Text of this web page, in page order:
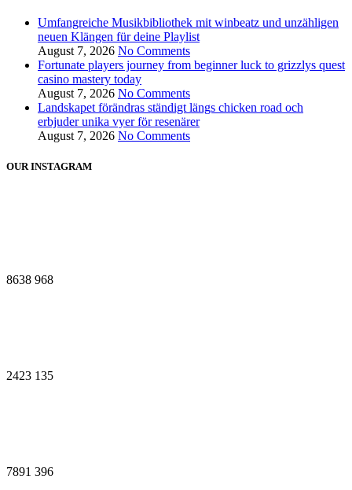
Umfangreiche Musikbibliothek mit winbeatz und unzähligen
neuen Klängen für deine Playlist
August 7, 2026 No Comments
Fortunate players journey from beginner luck to grizzlys quest
casino mastery today
August 7, 2026 No Comments
Landskapet förändras ständigt längs chicken road och
erbjuder unika vyer för resenärer
August 7, 2026 No Comments
OUR INSTAGRAM
8638 968
2423 135
7891 396